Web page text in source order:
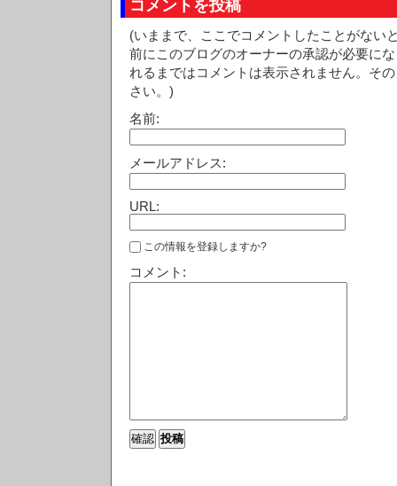
コメントを投稿
(いままで、ここでコメントしたことがない
前にこのブログのオーナーの承認が必要に
れるまではコメントは表示されません。そ
さい。)
名前:
メールアドレス:
URL:
この情報を登録しますか?
コメント: